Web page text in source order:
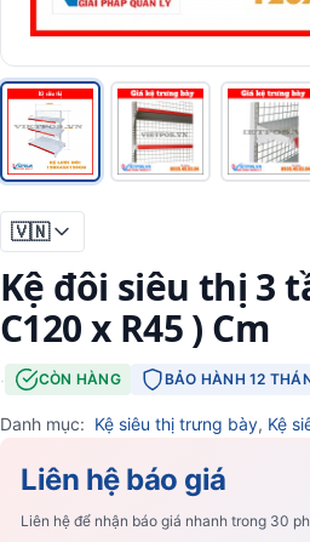
🇻🇳
Kệ đôi siêu thị 3
C120 x R45 ) Cm
· CÒN HÀNG BẢO HÀNH 12
Danh mục: Kệ siêu thị trưng bày, Kệ
Liên hệ báo giá
Liên hệ để nhận báo giá nhanh trong 30